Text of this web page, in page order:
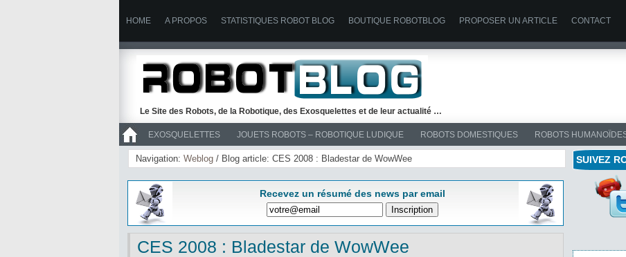
HOME A PROPOS STATISTIQUES ROBOT BLOG BOUTIQUE ROBOTBLOG PROPOSER UN ARTICLE CONTACT
Le Site des Robots, de la Robotique, des Exosquelettes et de leur actualité …
EXOSQUELETTES JOUETS ROBOTS – ROBOTIQUE LUDIQUE ROBOTS DOMESTIQUES ROBOTS
>> ROBOTS
Navigation: Weblog / Blog article: CES 2008 : Bladestar de WowWee
Recevez un résumé des news par email
CES 2008 : Bladestar de WowWee
SUIVEZ